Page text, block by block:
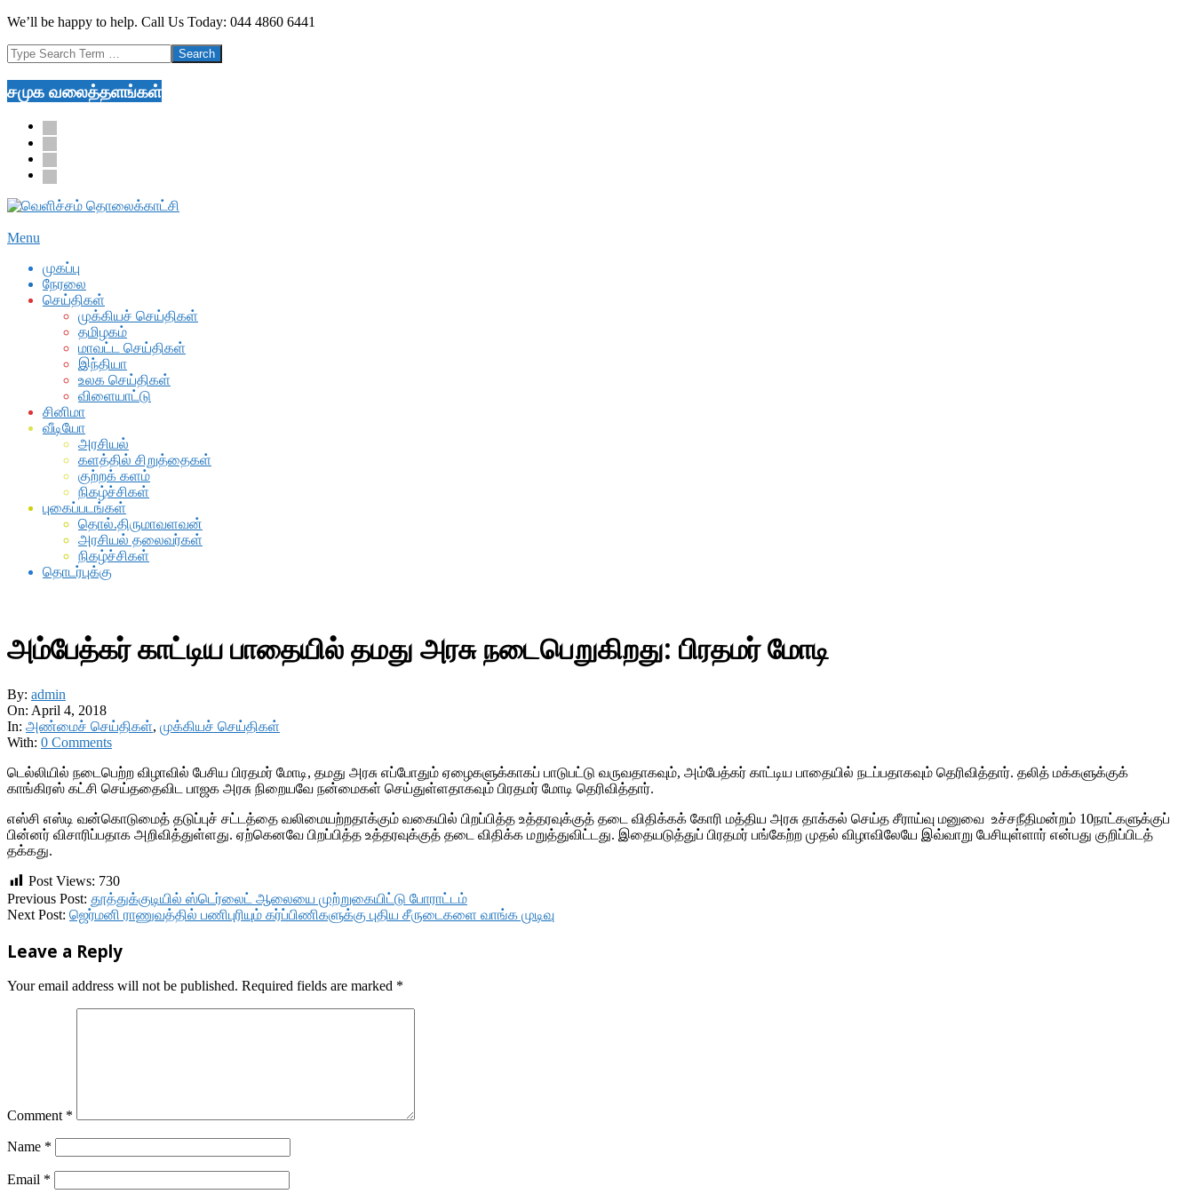
Skip
content
We’ll be happy to help. Call Us Today: 044 4860 6441
Search
சமுக வலைத்தளங்கள்
facebook
twitter
youtube
google
Secondary
Menu
Menu
முகப்பு
நேரலை
செய்திகள்
முக்கியச் செய்திகள்
தமிழகம்
மாவட்ட செய்திகள்
இந்தியா
உலக செய்திகள்
விளையாட்டு
சினிமா
வீடியோ
அரசியல்
களத்தில் சிறுத்தைகள்
குற்றக் களம்
நிகழ்ச்சிகள்
புகைப்படங்கள்
தொல்.திருமாவளவன்
அரசியல் தலைவர்கள்
நிகழ்ச்சிகள்
தொடர்புக்கு
அம்பேத்கர் காட்டிய பாதையில் தமது அரசு நடைபெறுகிறது: பிரதமர் மோடி
By: admin
On: April 4, 2018
In: அண்மைச் செய்திகள், முக்கியச் செய்திகள்
With: 0 Comments
டெல்லியில் நடைபெற்ற விழாவில் பேசிய பிரதமர் மோடி, தமது அரசு எப்போதும் ஏழைகளுக்காகப் பாடுபட்டு வருவதாகவும், அம்பேத்கர் காட்டிய பாதையில் நடப்பதாகவும் தெரிவித்தார். தலித் மக்களுக்குக்
காங்கிரஸ் கட்சி செய்ததைவிட பாஜக அரசு நிறையவே நன்மைகள் செய்துள்ளதாகவும் பிரதமர் மோடி தெரிவித்தார்.
எஸ்சி எஸ்டி வன்கொடுமைத் தடுப்புச் சட்டத்தை வலிமையற்றதாக்கும் வகையில் பிறப்பித்த உத்தரவுக்குத் தடை விதிக்கக் கோரி மத்திய அரசு தாக்கல் செய்த சீராய்வு மனுவை உச்சநீதிமன்றம் 10நாட்களுக்குப்
பின்னர் விசாரிப்பதாக அறிவித்துள்ளது. ஏற்கெனவே பிறப்பித்த உத்தரவுக்குத் தடை விதிக்க மறுத்துவிட்டது. இதையடுத்துப் பிரதமர் பங்கேற்ற முதல் விழாவிலேயே இவ்வாறு பேசியுள்ளார் என்பது குறிப்பிடத்
தக்கது.
Post Views: 730
2018-
04-
Previous Post: தூத்துக்குடியில் ஸ்டெர்லைட் ஆலையை முற்றுகையிட்டு போராட்டம்
Next Post: ஜெர்மனி ராணுவத்தில் பணிபுரியும் கர்ப்பிணிகளுக்கு புதிய சீருடைகளை வாங்க முடிவு
Leave a Reply
Your email address will not be published. Required fields are marked *
Comment *
Name *
Email *